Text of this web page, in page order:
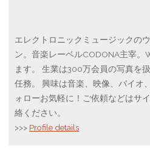
エレクトロニックミュージックの
ン。音楽レーベルCODONA主宰。
ます。 生業は300万会員の写真を
任務。 興味は音楽、映像、バイオ
ォローお気軽に！ご依頼などはサ
絡ください。
>>> Profile details